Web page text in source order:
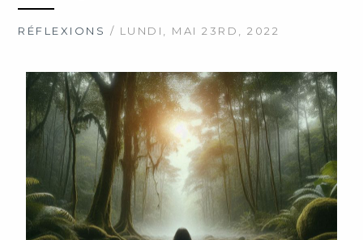
RÉFLEXIONS / LUNDI, MAI 23RD, 2022